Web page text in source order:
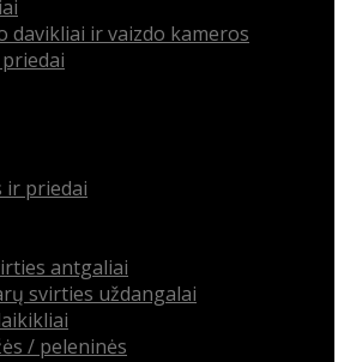
davikliai ir vaizdo kameros
ir priedai
antgaliai
svirties uždangalai
/ peleninės